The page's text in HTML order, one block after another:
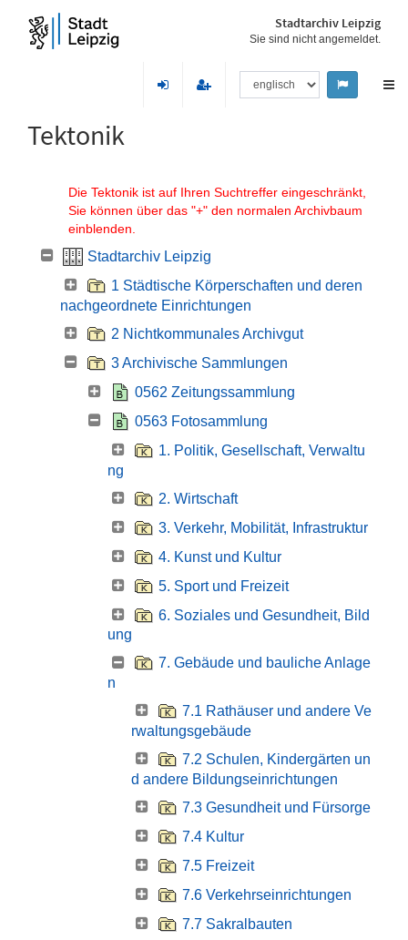
Stadtarchiv Leipzig
Sie sind nicht angemeldet.
Tektonik
Die Tektonik ist auf Ihren Suchtreffer eingeschränkt,
Sie können über das "+" den normalen Archivbaum
einblenden.
Stadtarchiv Leipzig
1 Städtische Körperschaften und deren
nachgeordnete Einrichtungen
2 Nichtkommunales Archivgut
3 Archivische Sammlungen
0562 Zeitungssammlung
0563 Fotosammlung
1. Politik, Gesellschaft, Verwaltu
ng
2. Wirtschaft
3. Verkehr, Mobilität, Infrastruktur
4. Kunst und Kultur
5. Sport und Freizeit
6. Soziales und Gesundheit, Bild
ung
7. Gebäude und bauliche Anlage
n
7.1 Rathäuser und andere Ve
rwaltungsgebäude
7.2 Schulen, Kindergärten un
d andere Bildungseinrichtungen
7.3 Gesundheit und Fürsorge
7.4 Kultur
7.5 Freizeit
7.6 Verkehrseinrichtungen
7.7 Sakralbauten